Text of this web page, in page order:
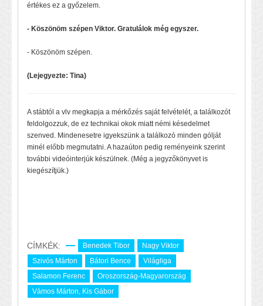
értékes ez a győzelem.
- Köszönöm szépen Viktor. Gratulálok még egyszer.
- Köszönöm szépen.
(Lejegyezte: Tina)
A stábtól a vlv megkapja a mérkőzés saját felvételét, a találkozót
feldolgozzuk, de ez technikai okok miatt némi késedelmet
szenved. Mindenesetre igyekszünk a találkozó minden gólját
minél előbb megmutatni. A hazaúton pedig reményeink szerint
további videóinterjúk készülnek. (Még a jegyzőkönyvet is
kiegészítjük.)
CÍMKÉK: Benedek Tibor
Nagy Viktor
Szivós Márton
Bátori Bence
Világliga
Salamon Ferenc
Oroszország-Magyarország
Vámos Márton, Kis Gábor